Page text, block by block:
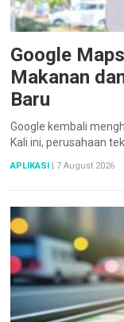
Google
Makanan
Baru
Google kembali
Kali ini, perusahaan
APLIKASI 7 August 2026